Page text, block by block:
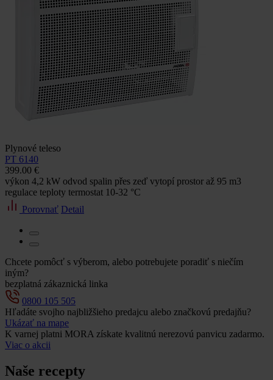
Plynové teleso
PT 6140
399.00 €
výkon 4,2 kW odvod spalin přes zeď vytopí prostor až 95 m3
regulace teploty termostat 10-32 °C
Porovnať Detail
Chcete pomôcť s výberom, alebo potrebujete poradiť s niečím
iným?
bezplatná zákaznická linka
0800 105 505
Hľadáte svojho najbližšieho predajcu alebo značkovú predajňu?
Ukázať na mape
K varnej platni MORA získate kvalitnú nerezovú panvicu zadarmo.
Viac o akcii
Naše recepty